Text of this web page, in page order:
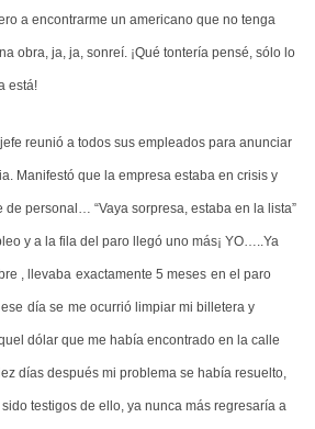
a encontrarme un americano que no tenga
obra, ja, ja, sonreí. ¡Qué tontería pensé, sólo lo
está!
reunió a todos sus empleados para anunciar
Manifestó que la empresa estaba en crisis y
personal… “Vaya sorpresa, estaba en la lista”
y a la fila del paro llegó uno más¡ YO…..Ya
, llevaba exactamente 5 meses en el paro
día se me ocurrió limpiar mi billetera y
dólar que me había encontrado en la calle
días después mi problema se había resuelto,
testigos de ello, ya nunca más regresaría a